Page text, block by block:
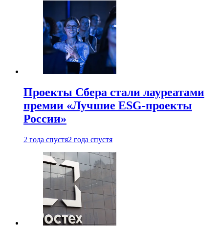
Проекты Сбера стали лауреатами
премии «Лучшие ESG-проекты
России»
2 года спустя2 года спустя